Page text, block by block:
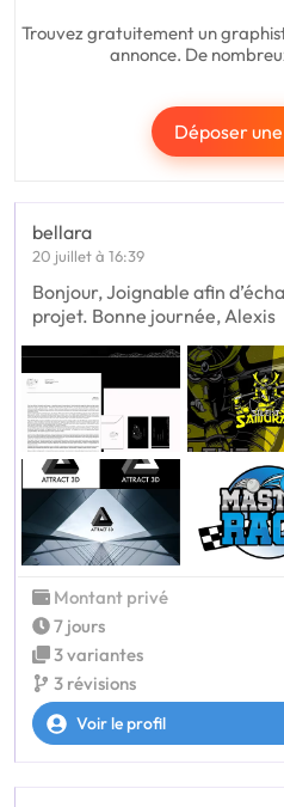
Trouvez gratuitement un
annonce. De
Déposer
bellara
20 juillet à 16:39
Bonjour, Joignable afin
projet. Bonne journée, Alexis
Montant privé
7 jours
3 variantes
3 révisions
Voir le profil